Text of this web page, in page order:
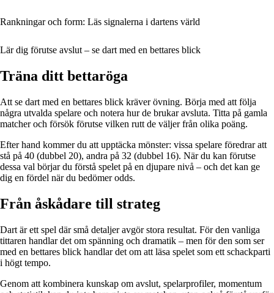
Rankningar och form: Läs signalerna i dartens värld
Lär dig förutse avslut – se dart med en bettares blick
Träna ditt bettaröga
Att se dart med en bettares blick kräver övning. Börja med att följa
några utvalda spelare och notera hur de brukar avsluta. Titta på gamla
matcher och försök förutse vilken rutt de väljer från olika poäng.
Efter hand kommer du att upptäcka mönster: vissa spelare föredrar att
stå på 40 (dubbel 20), andra på 32 (dubbel 16). När du kan förutse
dessa val börjar du förstå spelet på en djupare nivå – och det kan ge
dig en fördel när du bedömer odds.
Från åskådare till strateg
Dart är ett spel där små detaljer avgör stora resultat. För den vanliga
tittaren handlar det om spänning och dramatik – men för den som ser
med en bettares blick handlar det om att läsa spelet som ett schackparti
i högt tempo.
Genom att kombinera kunskap om avslut, spelarprofiler, momentum